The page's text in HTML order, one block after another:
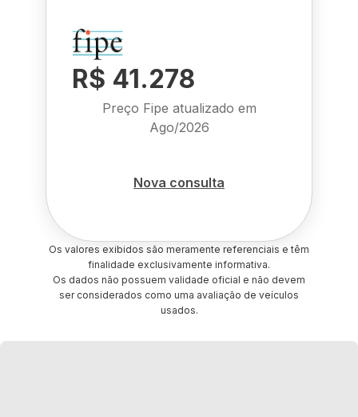
R$ 41.278
Preço Fipe atualizado em
Ago/2026
Nova consulta
Os valores exibidos são meramente referenciais e têm
finalidade exclusivamente informativa.
Os dados não possuem validade oficial e não devem
ser considerados como uma avaliação de veículos
usados.